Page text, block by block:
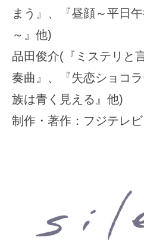
まう』、『昼顔～平日
～』他)
品田俊介(『ミステリと
奏曲』、『失恋ショコ
族は青く見える』他)
制作・著作：フジテレビ